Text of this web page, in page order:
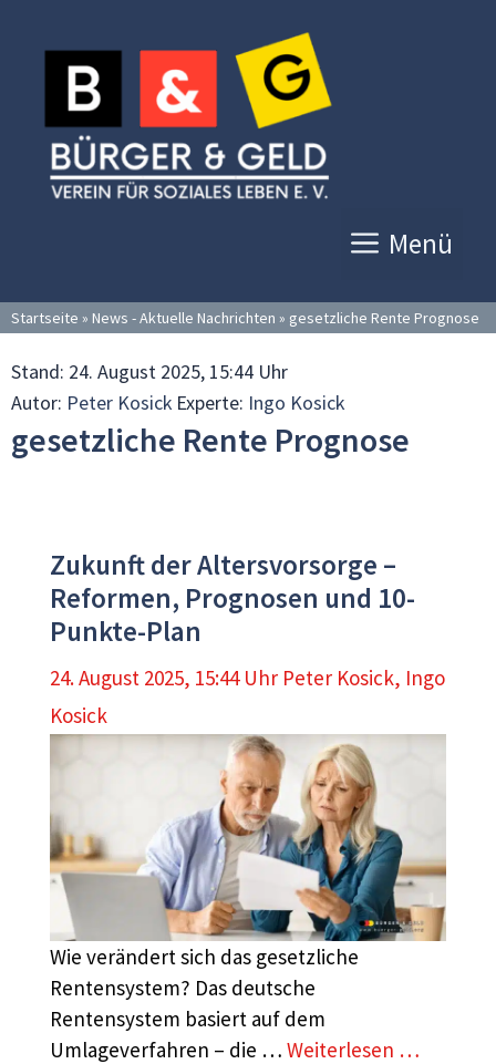
Inhalt
springen
Menü
Startseite » News - Aktuelle Nachrichten » gesetzliche Rente Prognose
Stand: 24. August 2025, 15:44 Uhr
Autor: Peter Kosick Experte: Ingo Kosick
gesetzliche Rente Prognose
Zukunft der Altersvorsorge –
Reformen, Prognosen und 10-
Punkte-Plan
24. August 2025, 15:44 Uhr Peter Kosick, Ingo
Kosick
Wie verändert sich das gesetzliche
Rentensystem? Das deutsche
Rentensystem basiert auf dem
Umlageverfahren – die … Weiterlesen …